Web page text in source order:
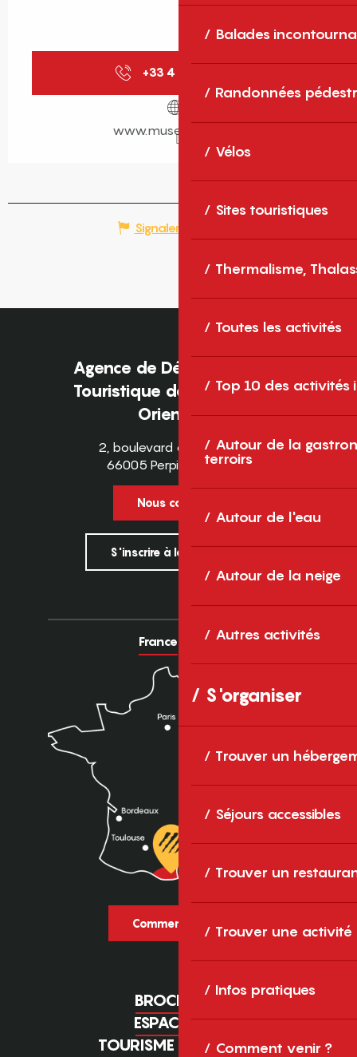
Balades
Randonnées
Vélos
Sites touristiques
Thermalisme,
Toutes les activités
Top 10 des activités
Autour de la
terroirs
Autour de l'eau
Autour de la neige
Autres activités
S'organiser
Trouver un
Séjours accessibles
Trouver un
Trouver une activité
Infos pratiques
Comment venir ?
+33 4 68 66 19
www.musee-rigaud.fr
Signaler une erreur
Agence de Développement
Touristique des Pyrénées-
Orientales
2, boulevard des Pyrénées
66005 Perpignan Cedex
Nous contacter
S'inscrire à la newsletter
France Europe
Comment venir ?
BROCHURES
ESPACE PRO
TOURISME D'AFFAIRES